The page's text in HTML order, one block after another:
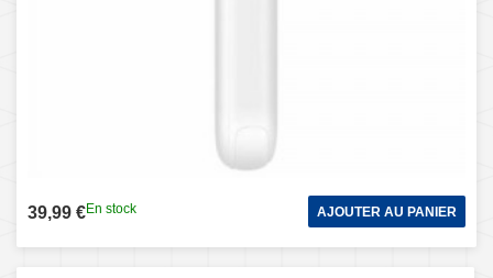
39,99 €En stock AJOUTER AU PANIER